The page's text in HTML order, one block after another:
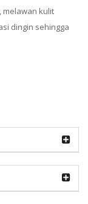
melawan kulit
dingin sehingga